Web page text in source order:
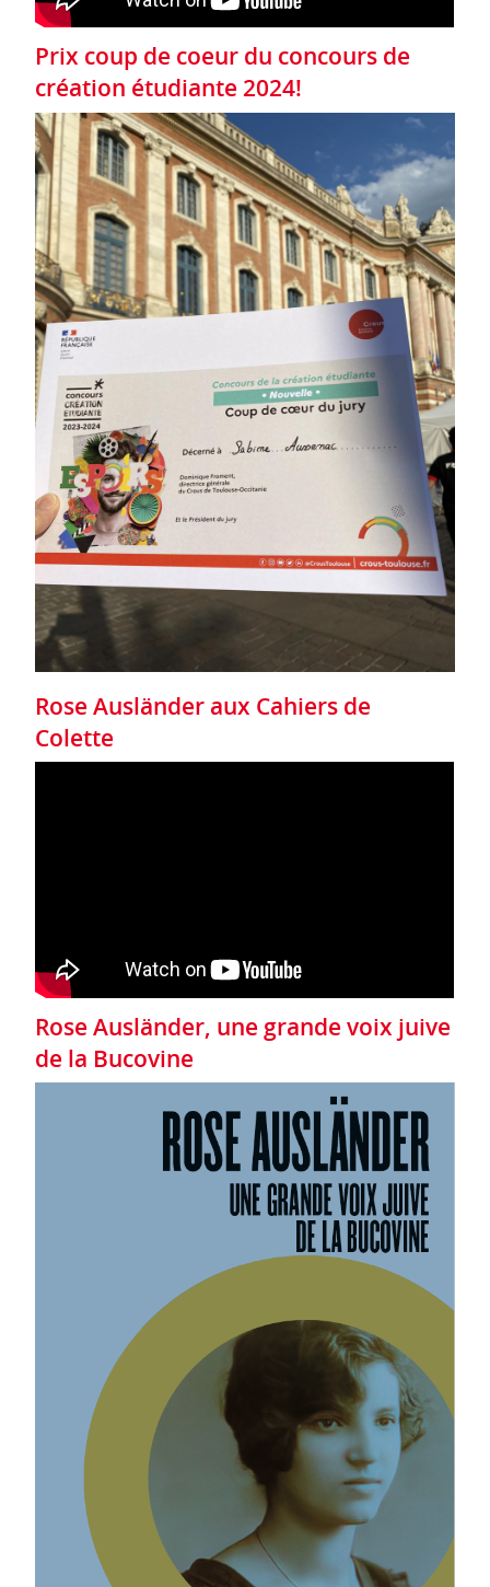
Prix coup de coeur du concours de
création étudiante 2024!
Rose Ausländer aux Cahiers de
Colette
Rose Ausländer, une grande voix juive
de la Bucovine